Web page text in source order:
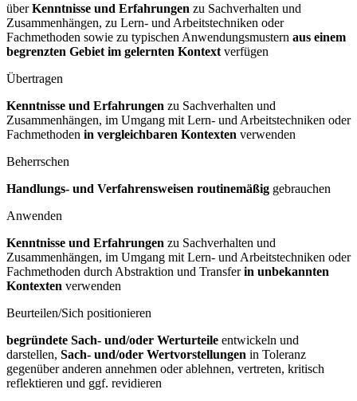
überKenntnisse und Erfahrungen zu Sachverhalten und
Zusammenhängen, zu Lern- und Arbeitstechniken oder
Fachmethoden sowie zu typischen Anwendungsmustern aus einem
begrenzten Gebiet im gelernten Kontext verfügen
Übertragen
Kenntnisse und Erfahrungen zu Sachverhalten und
Zusammenhängen, im Umgang mit Lern- und Arbeitstechniken oder
Fachmethoden in vergleichbaren Kontexten verwenden
Beherrschen
Handlungs- und Verfahrensweisen routinemäßig gebrauchen
Anwenden
Kenntnisse und Erfahrungen zu Sachverhalten und
Zusammenhängen, im Umgang mit Lern- und Arbeitstechniken oder
Fachmethoden durch Abstraktion und Transferin unbekannten
Kontexten verwenden
Beurteilen/Sich positionieren
begründete Sach- und/oder Werturteile entwickeln und
darstellen, Sach- und/oder Wertvorstellungen in Toleranz
gegenüber anderen annehmen oder ablehnen, vertreten, kritisch
reflektieren und ggf. revidieren